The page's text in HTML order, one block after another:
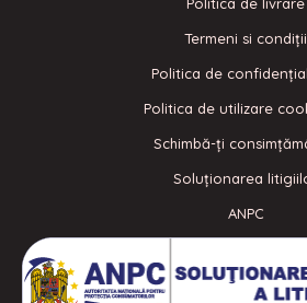
Termeni si condiţii
Politica de
Politica de utilizare
Schimbă-ți
Soluționarea
ANPC